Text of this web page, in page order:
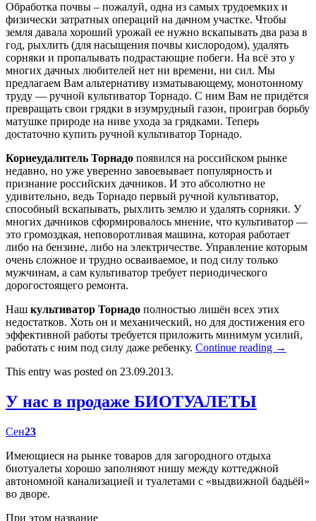
Обработка почвы – пожалуй, одна из самых трудоемких и
физически затратных операций на дачном участке. Чтобы
земля давала хороший урожай ее нужно вскапывать два раза в
год, рыхлить (для насыщения почвы кислородом), удалять
сорняки и пропалывать подрастающие побеги. На всё это у
многих дачных любителей нет ни времени, ни сил. Мы
предлагаем Вам альтернативу изматывающему, монотонному
труду — ручной культиватор Торнадо. С ним Вам не придётся
превращать свои грядки в изумрудный газон, проиграв борьбу
матушке природе на ниве ухода за грядками. Теперь
достаточно купить ручной культиватор Торнадо.
Корнеудалитель Торнадо появился на российском рынке
недавно, но уже уверенно завоевывает популярность и
признание российских дачников. И это абсолютно не
удивительно, ведь Торнадо первый ручной культиватор,
способный вскапывать, рыхлить землю и удалять сорняки. У
многих дачников сформировалось мнение, что культиватор —
это громоздкая, неповоротливая машина, которая работает
либо на бензине, либо на электричестве. Управление которым
очень сложное и трудно осваиваемое, и под силу только
мужчинам, а сам культиватор требует периодического
дорогостоящего ремонта.
Наш культиватор Торнадо полностью лишён всех этих
недостатков. Хоть он и механический, но для достижения его
эффективной работы требуется приложить минимум усилий,
работать с ним под силу даже ребенку. Continue reading →
This entry was posted on 23.09.2013.
У нас в продаже БИОТУАЛЕТЫ
Сен23
Имеющиеся на рынке товаров для загородного отдыха
биотуалеты хорошо заполняют нишу между коттеджной
автономной канализацией и туалетами с «выдвижной бадьёй»
во дворе.
При этом название